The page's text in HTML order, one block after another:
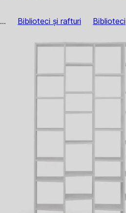
... Biblioteci și rafturi Biblioteci